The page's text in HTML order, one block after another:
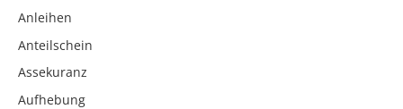
Anleihen
Anteilschein
Assekuranz
Aufhebung